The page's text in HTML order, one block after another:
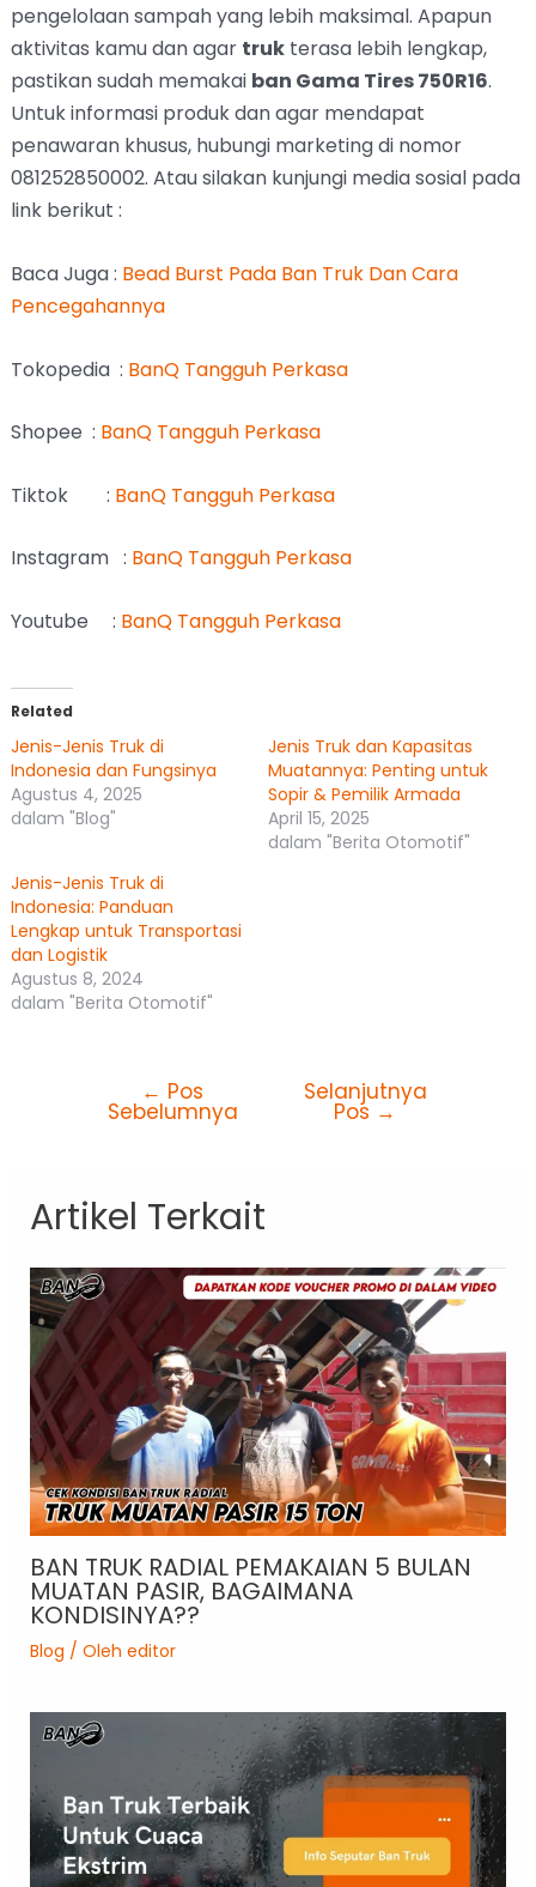
pengelolaan sampah yang lebih maksimal. Apapun
aktivitas kamu dan agar trukterasa lebih lengkap,
pastikan sudah memakai ban Gama Tires 750R16.
Untuk informasi produk dan agar mendapat
penawaran khusus, hubungi marketing di nomor
081252850002. Atau silakan kunjungi media sosial pada
link berikut :
Baca Juga : Bead Burst Pada Ban Truk Dan Cara
Pencegahannya
Tokopedia : BanQ Tangguh Perkasa
Shopee : BanQ Tangguh Perkasa
Tiktok : BanQ Tangguh Perkasa
Instagram : BanQ Tangguh Perkasa
Youtube : BanQ Tangguh Perkasa
Related
Jenis-Jenis Truk di
Indonesia dan Fungsinya
Agustus 4, 2025
dalam "Blog"
Jenis Truk dan Kapasitas
Muatannya: Penting untuk
Sopir & Pemilik Armada
April 15, 2025
dalam "Berita Otomotif"
Jenis-Jenis Truk di
Indonesia: Panduan
Lengkap untuk Transportasi
dan Logistik
Agustus 8, 2024
dalam "Berita Otomotif"
← Pos
Sebelumnya
Selanjutnya
Pos →
Artikel Terkait
BAN TRUK RADIAL PEMAKAIAN 5 BULAN
MUATAN PASIR, BAGAIMANA
KONDISINYA??
Blog / Oleh editor